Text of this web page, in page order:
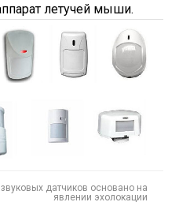
летучей мыши.
датчиков основано на
явлении эхолокации